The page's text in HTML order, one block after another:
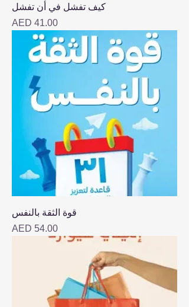
كيف تفشل في أن تفشل
Price
AED 41.00
قوة الثقة بالنفس
Price
AED 54.00